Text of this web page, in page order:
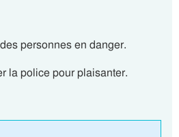
personnes en danger.
la police pour plaisanter.